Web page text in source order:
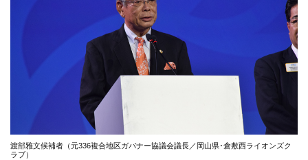
渡部雅文候補者（元336複合地区ガバナー協議会議長／岡山県･倉敷西ライオンズク
ラブ）